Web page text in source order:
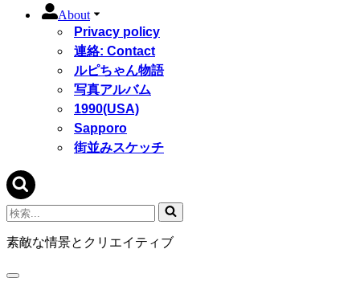
About
Privacy policy
連絡: Contact
ルピちゃん物語
写真アルバム
1990(USA)
Sapporo
街並みスケッチ
検
索...
素敵な情景とクリエイティブ
ナ